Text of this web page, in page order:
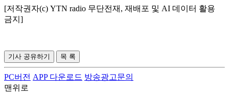
[저작권자(c) YTN radio 무단전재, 재배포 및 AI 데이터 활용
금지]
기사 공유하기 목 록
PC버전 APP 다운로드 방송광고문의
맨위로